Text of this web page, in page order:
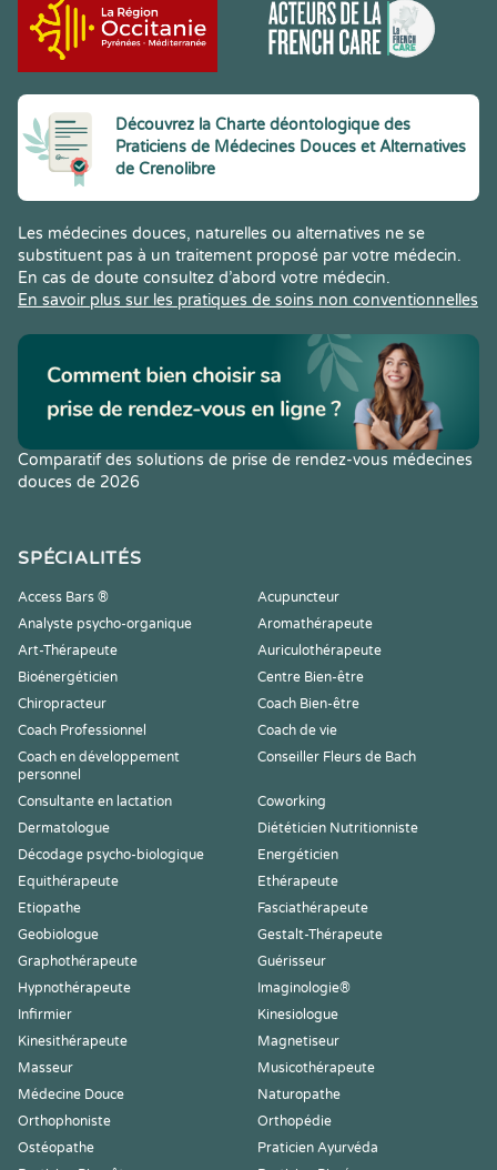
Découvrez la Charte déontologique des
Praticiens de Médecines Douces et Alternatives
de Crenolibre
Les médecines douces, naturelles ou alternatives ne se
substituent pas à un traitement proposé par votre médecin.
En cas de doute consultez d’abord votre médecin.
En savoir plus sur les pratiques de soins non conventionnelles
Comparatif des solutions de prise de rendez-vous médecines
douces de 2026
SPÉCIALITÉS
Access Bars ®
Acupuncteur
Analyste psycho-organique
Aromathérapeute
Art-Thérapeute
Auriculothérapeute
Bioénergéticien
Centre Bien-être
Chiropracteur
Coach Bien-être
Coach Professionnel
Coach de vie
Coach en développement
personnel
Conseiller Fleurs de Bach
Consultante en lactation
Coworking
Dermatologue
Diététicien Nutritionniste
Décodage psycho-biologique
Energéticien
Equithérapeute
Ethérapeute
Etiopathe
Fasciathérapeute
Geobiologue
Gestalt-Thérapeute
Graphothérapeute
Guérisseur
Hypnothérapeute
Imaginologie®
Infirmier
Kinesiologue
Kinesithérapeute
Magnetiseur
Masseur
Musicothérapeute
Médecine Douce
Naturopathe
Orthophoniste
Orthopédie
Ostéopathe
Praticien Ayurvéda